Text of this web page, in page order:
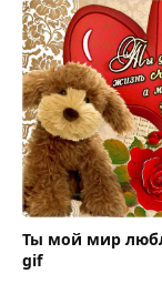
Ты мой мир
gif